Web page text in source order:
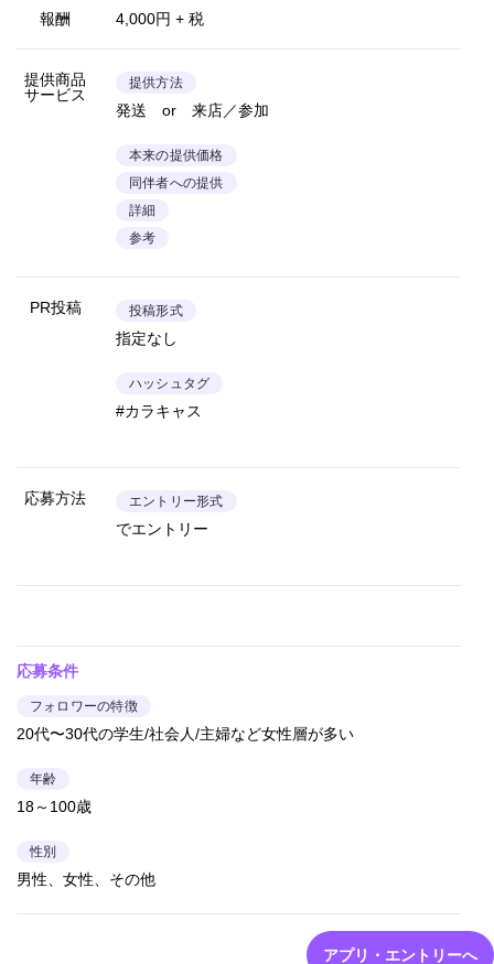
報酬 4,000円 + 税
提供商品
サービス
提供方法
発送 or 来店／参加
本来の提供価格
同伴者への提供
詳細
参考
PR投稿 投稿形式
指定なし
ハッシュタグ
#カラキャス
応募方法 エントリー形式
でエントリー
応募条件
フォロワーの特徴
20代〜30代の学生/社会人/主婦など女性層が多い
年齢
18～100歳
性別
男性、女性、その他
アプリ・エントリーへ